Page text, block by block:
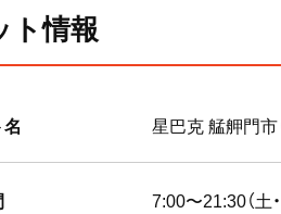
ト情報
星巴克 艋舺門市
7:00〜21:30（土